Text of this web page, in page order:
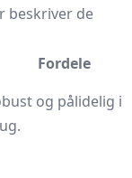
beskriver de
Fordele
og pålidelig i